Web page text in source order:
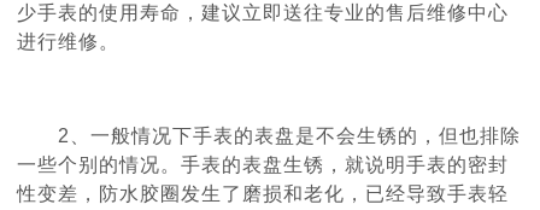
少手表的使用寿命，建议立即送往专业的售后维修中心
进行维修。
2、一般情况下手表的表盘是不会生锈的，但也排除
一些个别的情况。手表的表盘生锈，就说明手表的密封
性变差，防水胶圈发生了磨损和老化，已经导致手表轻